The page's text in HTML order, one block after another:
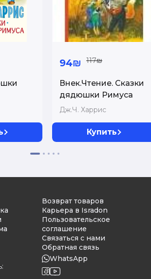
94₪ 117₪
Внек.Чтение. Сказки
дядюшки Римуса
Дж.Ч. Харрис
Купить
Возврат товаров
Карьера в Isradon
Пользовательское
соглашение
Связаться с нами
Обратная связь
WhatsApp